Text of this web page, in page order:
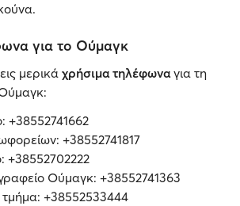
για το Ούμαγκ
μερικά χρήσιμα τηλέφωναγια τη
+38552741662
+38552741817
+38552702222
Ούμαγκ: +38552741363
τμήμα: +38552533444